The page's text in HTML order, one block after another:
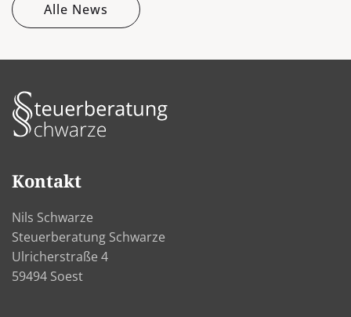
Alle News
Kontakt
Nils Schwarze
Steuerberatung Schwarze
Ulricherstraße 4
59494 Soest